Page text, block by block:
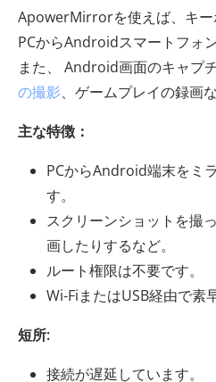
ApowerMirrorを使えば、キー
PCからAndroidスマートフォ
また、 Android画面のキャプチ
の撮影、ゲームプレイの録画
主な特徴：
PCからAndroid端末をミ
す。
スクリーンショットを撮
画したりするなど。
ルート権限は不要です。
Wi-FiまたはUSB経由で素
短所:
接続が遅延しています。